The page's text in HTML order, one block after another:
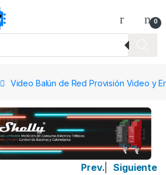
0
Video Balún de Red Provisión Video y
Prev. Siguiente